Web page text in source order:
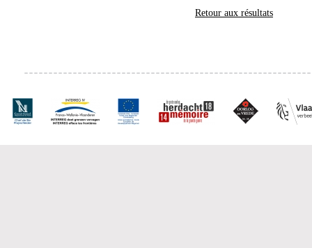
Retour aux résultats